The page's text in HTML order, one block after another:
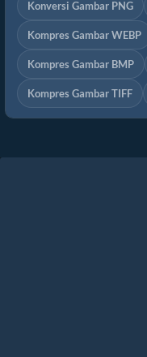
Konversi Gambar PNG
Kompres Gambar WEBP
Kompres Gambar BMP
Kompres Gambar TIFF